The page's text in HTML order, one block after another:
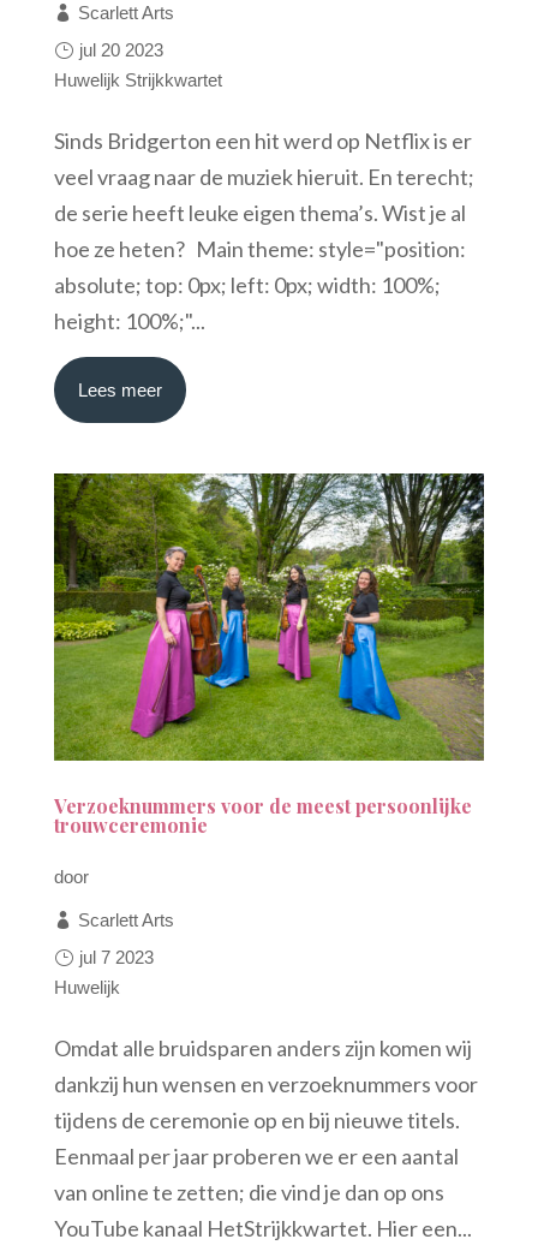
Scarlett Arts
jul 20 2023
Huwelijk Strijkkwartet
Sinds Bridgerton een hit werd op Netflix is er
veel vraag naar de muziek hieruit. En terecht;
de serie heeft leuke eigen thema’s. Wist je al
hoe ze heten? Main theme: style="position:
absolute; top: 0px; left: 0px; width: 100%;
height: 100%;"...
Lees meer
Verzoeknummers voor de meest persoonlijke
trouwceremonie
door
Scarlett Arts
jul 7 2023
Huwelijk
Omdat alle bruidsparen anders zijn komen wij
dankzij hun wensen en verzoeknummers voor
tijdens de ceremonie op en bij nieuwe titels.
Eenmaal per jaar proberen we er een aantal
van online te zetten; die vind je dan op ons
YouTube kanaal HetStrijkkwartet. Hier een...